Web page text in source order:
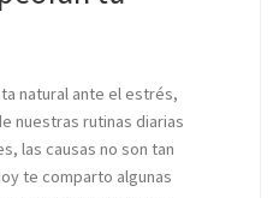
natural ante el estrés,
nuestras rutinas diarias
las causas no son tan
te comparto algunas